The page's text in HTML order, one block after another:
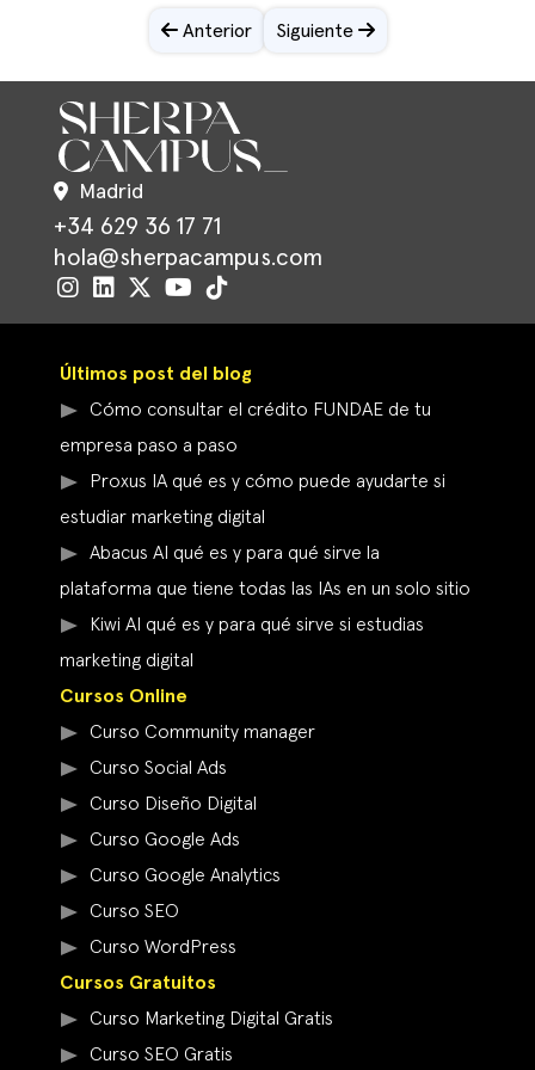
Anterior Siguiente
Madrid
+34 629 36 17 71
hola@sherpacampus.com
Últimos post del blog
Cómo consultar el crédito FUNDAE de tu
empresa paso a paso
Proxus IA qué es y cómo puede ayudarte si
estudiar marketing digital
Abacus AI qué es y para qué sirve la
plataforma que tiene todas las IAs en un solo sitio
Kiwi AI qué es y para qué sirve si estudias
marketing digital
Cursos Online
Curso Community manager
Curso Social Ads
Curso Diseño Digital
Curso Google Ads
Curso Google Analytics
Curso SEO
Curso WordPress
Cursos Gratuitos
Curso Marketing Digital Gratis
Curso SEO Gratis